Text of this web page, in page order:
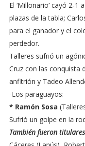
El ‘Millonario’ cayó 2-
plazas de la tabla;
para el ganador y el
perdedor.
Talleres sufrió un
Cruz con las conquista
anfitrión y Tadeo
-Los paraguayos:
* Ramón Sosa
Sufrió un golpe en la
También fueron titulares